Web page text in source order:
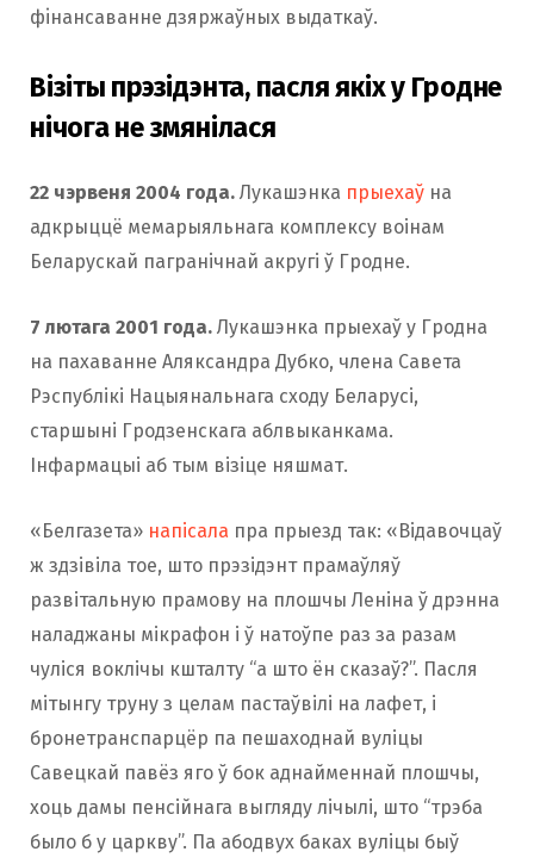
фiнансаванне дзяржаўных выдаткаў.
Візіты прэзідэнта, пасля якіх у Гродне
нічога не змянілася
22 чэрвеня 2004 года. Лукашэнка прыехаў на
адкрыццё мемарыяльнага комплексу воінам
Беларускай пагранічнай акругі ў Гродне.
7 лютага 2001 года. Лукашэнка прыехаў у Гродна
на пахаванне Аляксандра Дубко, члена Савета
Рэспублікі Нацыянальнага сходу Беларусі,
старшыні Гродзенскага аблвыканкама.
Інфармацыі аб тым візіце няшмат.
«Белгазета» напісала пра прыезд так: «Відавочцаў
ж здзівіла тое, што прэзідэнт прамаўляў
развітальную прамову на плошчы Леніна ў дрэнна
наладжаны мікрафон і ў натоўпе раз за разам
чуліся воклічы кшталту “а што ён сказаў?”. Пасля
мітынгу труну з целам пастаўвілі на лафет, і
бронетранспарцёр па пешаходнай вуліцы
Савецкай павёз яго ў бок аднайменнай плошчы,
хоць дамы пенсійнага выгляду лічылі, што “трэба
было б у царкву”. Па абодвух баках вуліцы быў